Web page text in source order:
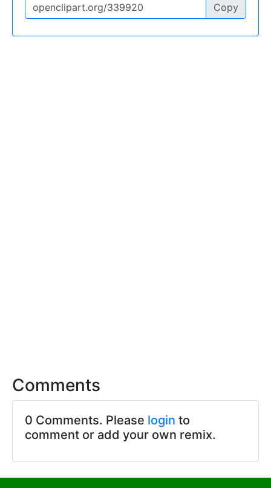
Copy
Comments
0 Comments. Please login to
comment or add your own remix.